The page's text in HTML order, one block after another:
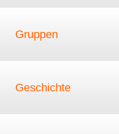
Gruppen
Geschichte